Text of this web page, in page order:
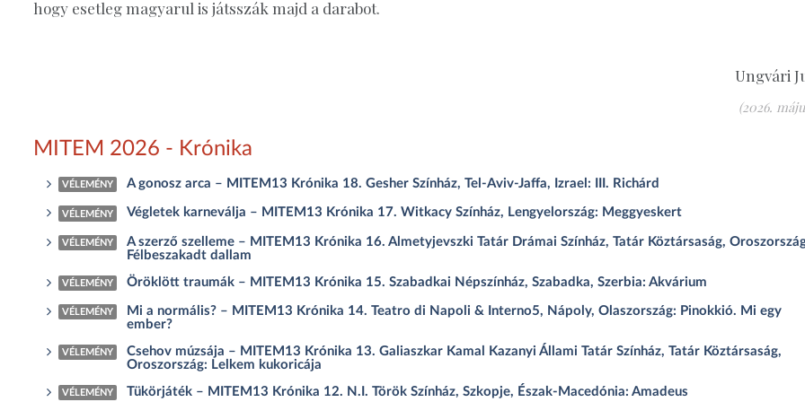
hogy esetleg magyarul is játsszák majd a darabot.
Ungvári
(2026.
MITEM 2026 - Krónika
VÉLEMÉNY A gonosz arca – MITEM13 Krónika 18. Gesher Színház, Tel-Aviv-Jaffa, Izrael: III. Richárd
VÉLEMÉNY Végletek karneválja – MITEM13 Krónika 17. Witkacy Színház, Lengyelország: Meggyeskert
VÉLEMÉNY
A szerző szelleme – MITEM13 Krónika 16. Almetyjevszki Tatár Drámai Színház, Tatár Köztársaság,
Félbeszakadt dallam
VÉLEMÉNY Öröklött traumák – MITEM13 Krónika 15. Szabadkai Népszínház, Szabadka, Szerbia: Akvárium
VÉLEMÉNY
Mi a normális? – MITEM13 Krónika 14. Teatro di Napoli & Interno5, Nápoly, Olaszország: Pinokkió. Mi egy
ember?
VÉLEMÉNY
Csehov múzsája – MITEM13 Krónika 13. Galiaszkar Kamal Kazanyi Állami Tatár Színház, Tatár Köztársaság,
Oroszország: Lelkem kukoricája
VÉLEMÉNY Tükörjáték – MITEM13 Krónika 12. N.I. Török Színház, Szkopje, Észak-Macedónia: Amadeus